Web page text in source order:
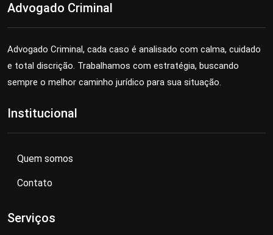
Advogado Criminal
Advogado Criminal, cada caso é analisado com calma, cuidado
e total discrição. Trabalhamos com estratégia, buscando
sempre o melhor caminho jurídico para sua situação.
Institucional
Quem somos
Contato
Serviços